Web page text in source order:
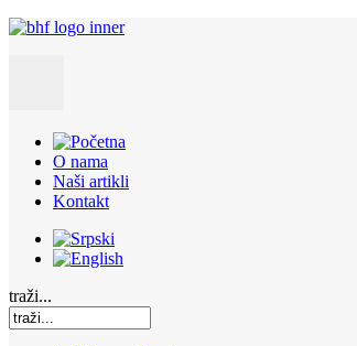
O nama
Naši artikli
Kontakt
traži...